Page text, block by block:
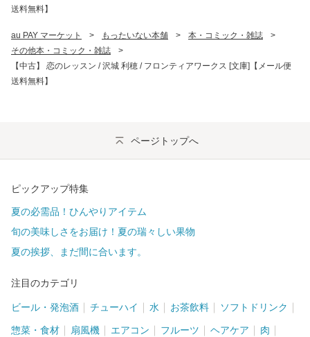
送料無料】
au PAY マーケット > もったいない本舗 > 本・コミック・雑誌
>
その他本・コミック・雑誌
>
【中古】 恋のレッスン / 沢城 利穂 / フロンティアワークス [文庫]【メール便
送料無料】
ページトップへ
ピックアップ特集
夏の必需品！ひんやりアイテム
旬の美味しさをお届け！夏の瑞々しい果物
夏の挨拶、まだ間に合います。
注目のカテゴリ
ビール・発泡酒 チューハイ 水 お茶飲料 ソフトドリンク
惣菜・食材 扇風機 エアコン フルーツ ヘアケア 肉